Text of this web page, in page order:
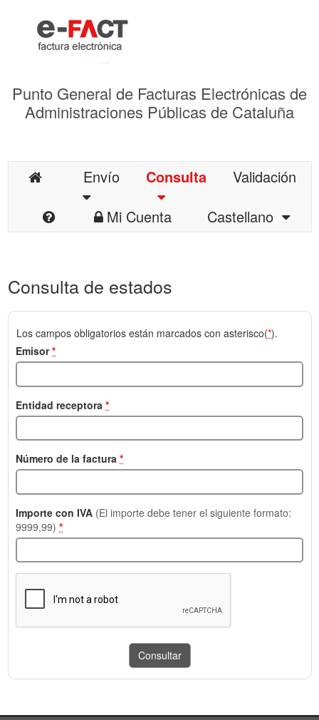
Punto General de Facturas Electrónicas de
Administraciones Públicas de Cataluña
Envío Consulta
Validación
Mi Cuenta
Castellano
Consulta de estados
Los campos obligatorios están marcados con asterisco(*).
Emisor*
Entidad receptora *
Número de la factura *
Importe con IVA (El importe debe tener el siguiente formato:
9999,99) *